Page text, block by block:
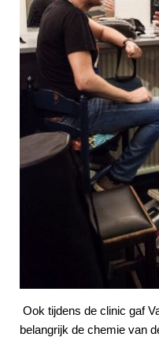
Ook tijdens de clinic gaf
belangrijk de chemie van